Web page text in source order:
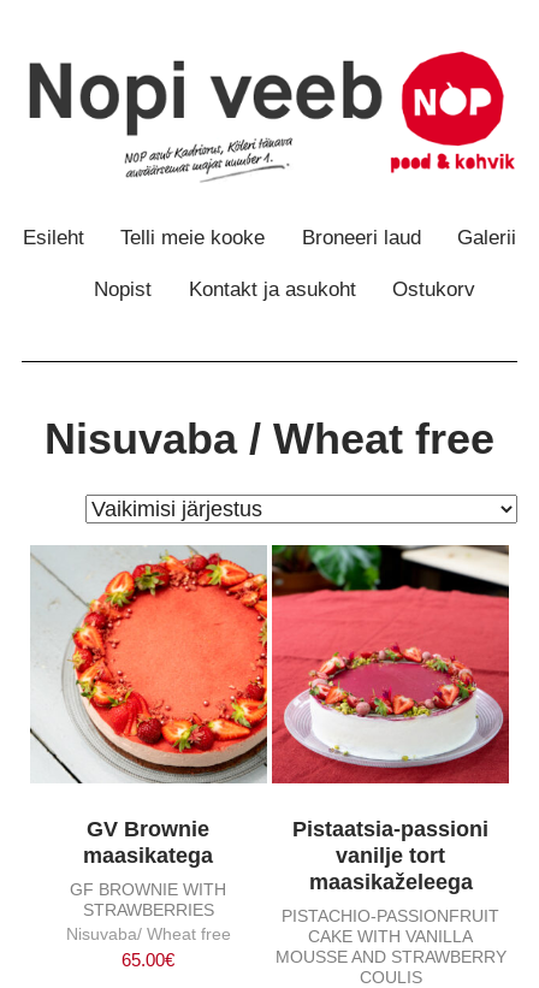
juurde
juurde
Esileht Telli meie kooke Broneeri laud Galerii
Nopist Kontakt ja asukoht Ostukorv
Nisuvaba / Wheat free
GV Brownie
maasikatega
GF BROWNIE WITH
STRAWBERRIES
Nisuvaba/ Wheat free
65.00€
Pistaatsia-passioni
vanilje tort
maasikaželeega
PISTACHIO-PASSIONFRUIT
CAKE WITH VANILLA
MOUSSE AND STRAWBERRY
COULIS